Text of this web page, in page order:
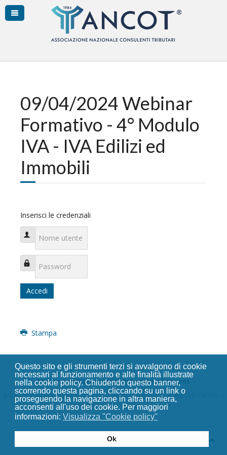
Questo sito e gli strumenti terzi si avvalgono di cookie
necessari al funzionamento e alle finalità illustrate
nella cookie policy. Chiudendo questo banner,
scorrendo questa pagina, cliccando su un link o
proseguendo la navigazione in altra maniera,
acconsenti all'uso dei cookie. Per maggiori
informazioni: Visualizza "Cookie policy"
Ok
09/04/2024 Webinar
Formativo - 4° Modulo
IVA - IVA Edilizi ed
Immobili
Inserisci le credenziali
Nome utente
Password
Accedi
Stampa
Privacy Politica di generazione ed utilizzo Cookies
A.N.CO.T. Associazione Nazionale Consulenti Tributari|P. IVA: 05877481001
C. Fisc.: 93011050429